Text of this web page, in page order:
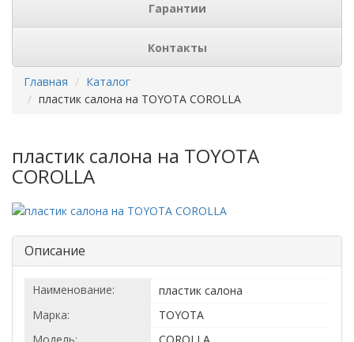
Гарантии
Контакты
Главная
Каталог
пластик салона на TOYOTA COROLLA
пластик салона на TOYOTA
COROLLA
Описание
Наименование:
пластик салона
Марка:
TOYOTA